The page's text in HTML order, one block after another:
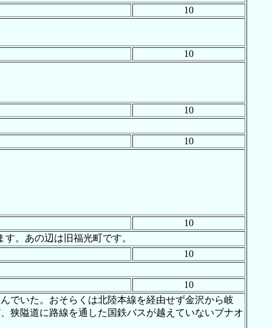
10
10
10
10
10
。あの辺は旧福光町です。
10
10
でいた。おそらくは北陸本線を経由せず金沢から岐
狭隘道に路線を通した国鉄バスが越えていないブナオ